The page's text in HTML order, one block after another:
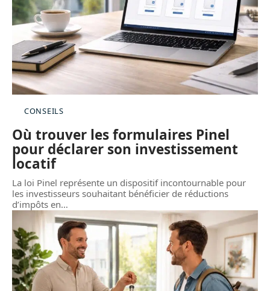
CONSEILS
Où trouver les formulaires Pinel
pour déclarer son investissement
locatif
La loi Pinel représente un dispositif incontournable pour
les investisseurs souhaitant bénéficier de réductions
d’impôts en…